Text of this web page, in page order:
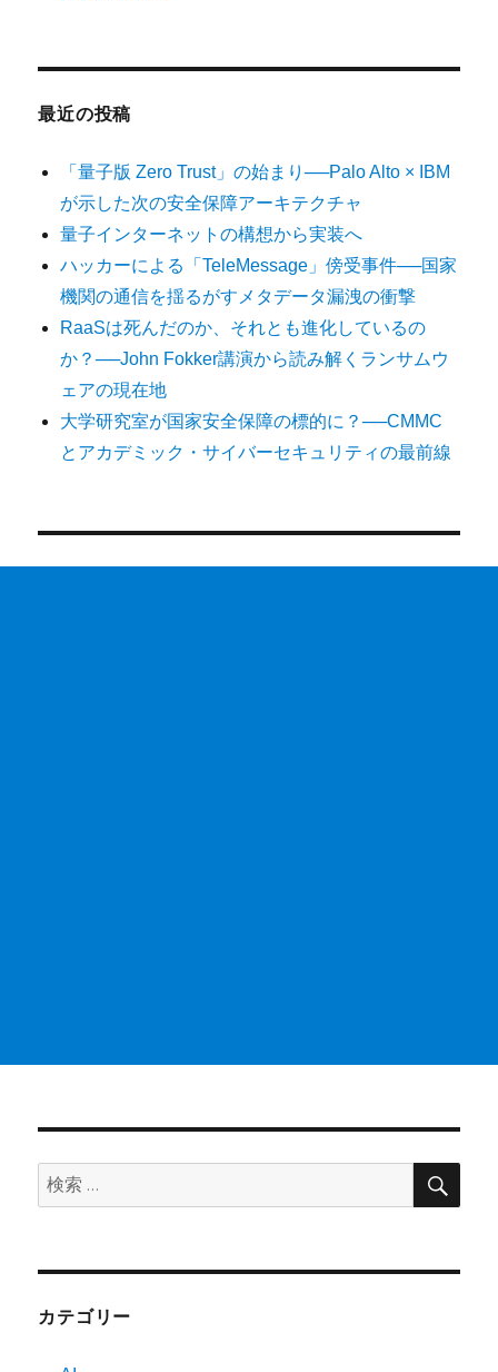
最近の投稿
「量子版 Zero Trust」の始まり──Palo Alto × IBM
が示した次の安全保障アーキテクチャ
量子インターネットの構想から実装へ
ハッカーによる「TeleMessage」傍受事件──国家
機関の通信を揺るがすメタデータ漏洩の衝撃
RaaSは死んだのか、それとも進化しているの
か？──John Fokker講演から読み解くランサムウ
ェアの現在地
大学研究室が国家安全保障の標的に？──CMMC
とアカデミック・サイバーセキュリティの最前線
検
索:
検
カテゴリー